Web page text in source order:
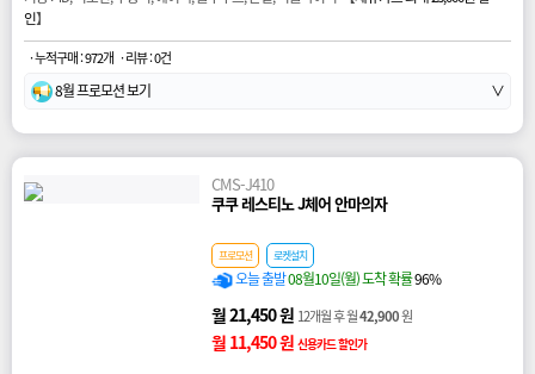
인】
· 누적구매 : 972개 · 리뷰 : 0건
8월 프로모션 보기 ∨
CMS-J410
쿠쿠 레스티노 J체어 안마의자
프로모션 로켓설치
오늘 출발08월10일(월) 도착 확률96%
월 21,450 원 12개월 후 월42,900원
월 11,450 원 신용카드 할인가